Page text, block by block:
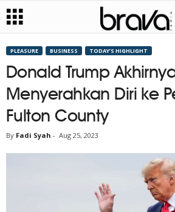
PLEASURE BUSINESS TODAY’S HIGHLIGHT
Donald Trump
Menyerahkan Diri ke
Fulton County
By Fadi Syah - Aug 25, 2023